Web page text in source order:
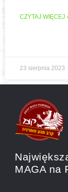
CZYTAJ WIĘCEJ
23 sierpnia 2023
MAGA na